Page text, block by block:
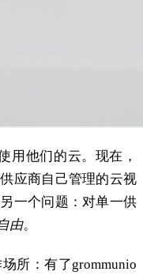
用他们的云。现在，
应商自己管理的云视
一个问题：对单一供
由。
所：有了grommunio